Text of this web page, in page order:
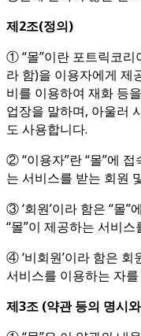
제2조(정의)
① “몰”이란 포트릭코리
라 함)을 이용자에게 제
비를 이용하여 재화 등
업장을 말하며, 아울러
도 사용합니다.
② “이용자”란 “몰”에
는 서비스를 받는 회원
③ ‘회원’이라 함은 “몰
“몰”이 제공하는 서비
④ ‘비회원’이라 함은 회
서비스를 이용하는 자
제3조 (약관 등의 명시